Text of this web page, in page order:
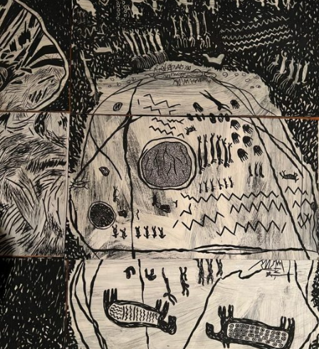
Configuración de cookies
Universidad de los Andes | Vigilada Mineducación.
Reconocimiento como universidad: Decreto 1297 del 30
de mayo de 1964. Reconocimiento de personería jurídica:
Resolución 28 del 23 de febrero de 1949, Minjusticia.
Acreditación institucional de alta calidad, 10 años:
Resolución 000194 del 16 de enero del 2025.
Ext. 2626
Posgrados
Ext. 4925
Educación
Continua
Ext. 4795